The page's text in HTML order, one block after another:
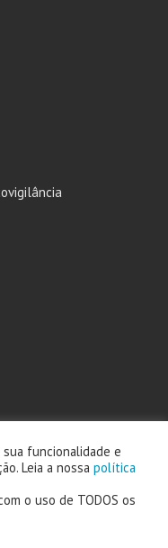
S.A. powered by
funcionalidade e
Leia a nossa política
o uso de TODOS os